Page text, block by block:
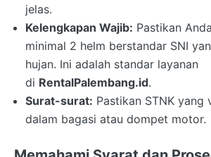
jelas.
Kelengkapan Wajib: Pastikan
minimal 2 helm berstandar SNI
hujan. Ini adalah standar layanan
di RentalPalembang.id.
Surat-surat: Pastikan STNK yang
dalam bagasi atau dompet motor.